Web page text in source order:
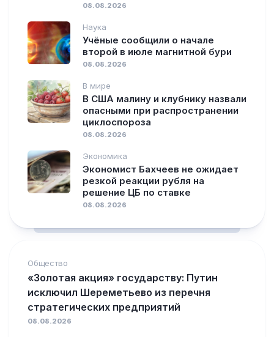
08.08.2026
Наука
Учёные сообщили о начале
второй в июле магнитной бури
08.08.2026
В мире
В США малину и клубнику назвали
опасными при распространении
циклоспороза
08.08.2026
Экономика
Экономист Бахчеев не ожидает
резкой реакции рубля на
решение ЦБ по ставке
08.08.2026
Общество
«Золотая акция» государству: Путин
исключил Шереметьево из перечня
стратегических предприятий
08.08.2026